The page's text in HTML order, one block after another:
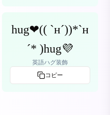
hug❤︎(( `н´))*`н
´* )hug💜
英語ハグ装飾
コピー